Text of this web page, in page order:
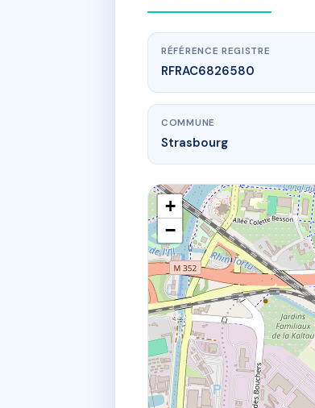
RÉFÉRENCE REGISTRE
RFRAC6826580
COMMUNE
Strasbourg
+
−